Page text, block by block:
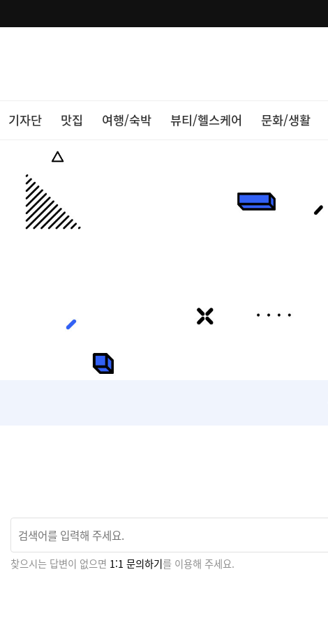
기자단 맛집 여행/숙박 뷰티/헬스케어 문화/생활
찾으시는 답변이 없으면 1:1 문의하기를 이용해 주세요.